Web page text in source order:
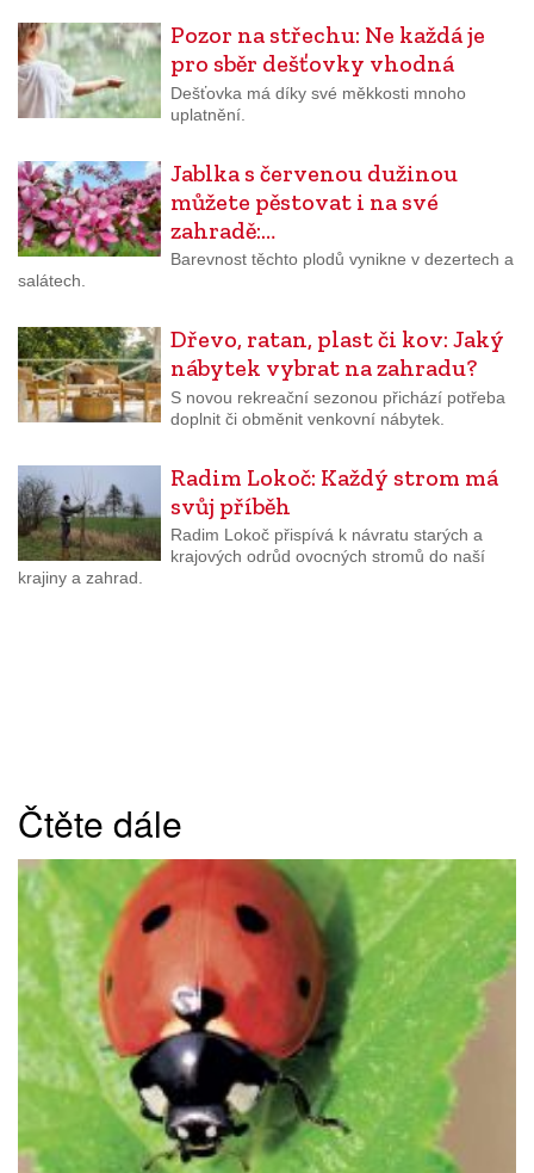
Pozor na střechu: Ne každá je
pro sběr dešťovky vhodná
Dešťovka má díky své měkkosti mnoho
uplatnění.
Jablka s červenou dužinou
můžete pěstovat i na své
zahradě:…
Barevnost těchto plodů vynikne v dezertech a
salátech.
Dřevo, ratan, plast či kov: Jaký
nábytek vybrat na zahradu?
S novou rekreační sezonou přichází potřeba
doplnit či obměnit venkovní nábytek.
Radim Lokoč: Každý strom má
svůj příběh
Radim Lokoč přispívá k návratu starých a
krajových odrůd ovocných stromů do naší
krajiny a zahrad.
Čtěte dále